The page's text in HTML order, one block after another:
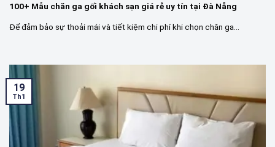
100+ Mẫu chăn ga gối khách sạn giá rẻ uy tín tại Đà Nẵng
Để đảm bảo sự thoải mái và tiết kiệm chi phí khi chọn chăn ga...
19
Th1